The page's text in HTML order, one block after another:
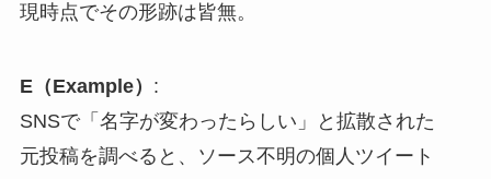
現時点でその形跡は皆無。
E（Example） :
SNSで「名字が変わったらしい」と拡散された
元投稿を調べると、ソース不明の個人ツイート